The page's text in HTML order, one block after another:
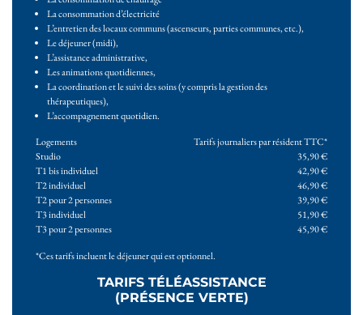
La consommation d’électricité
L’entretien des locaux communs (ascenseurs, parties communes, etc.),
Le déjeuner (midi),
L’assistance administrative,
Les animations quotidiennes,
La coordination et le suivi des soins (y compris la gestion des
thérapeutiques),
L’accompagnement quotidien.
Logements
Tarifs journaliers par résident TTC*
Studio
35,90 €
T1 bis individuel
42,90 €
T2 individuel
46,90 €
T2 pour 2 personnes
39,90 €
T3 individuel
51,90 €
T3 pour 2 personnes
45,90 €
*Ces tarifs incluent le déjeuner qui est optionnel.
TARIFS TÉLÉASSISTANCE
(PRÉSENCE VERTE)